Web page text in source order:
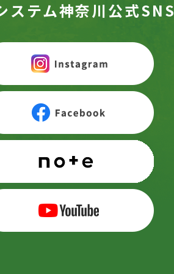
ステム神奈川公式SNS